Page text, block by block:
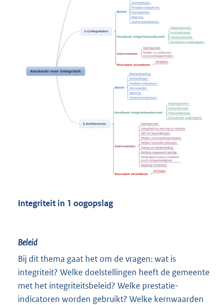
Integriteit in 1 oogopslag
Beleid
Bij dit thema gaat het om de vragen: wat is
integriteit? Welke doelstellingen heeft de gemeente
met het integriteitsbeleid? Welke prestatie-
indicatoren worden gebruikt? Welke kernwaarden